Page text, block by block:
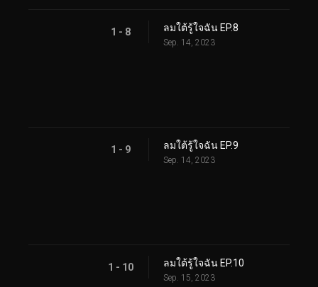
1 - 8 ลมใต้รู้ใจฉัน EP.8
Sep. 14, 2023
1 - 9 ลมใต้รู้ใจฉัน EP.9
Sep. 14, 2023
1 - 10 ลมใต้รู้ใจฉัน EP.10
Sep. 15, 2023